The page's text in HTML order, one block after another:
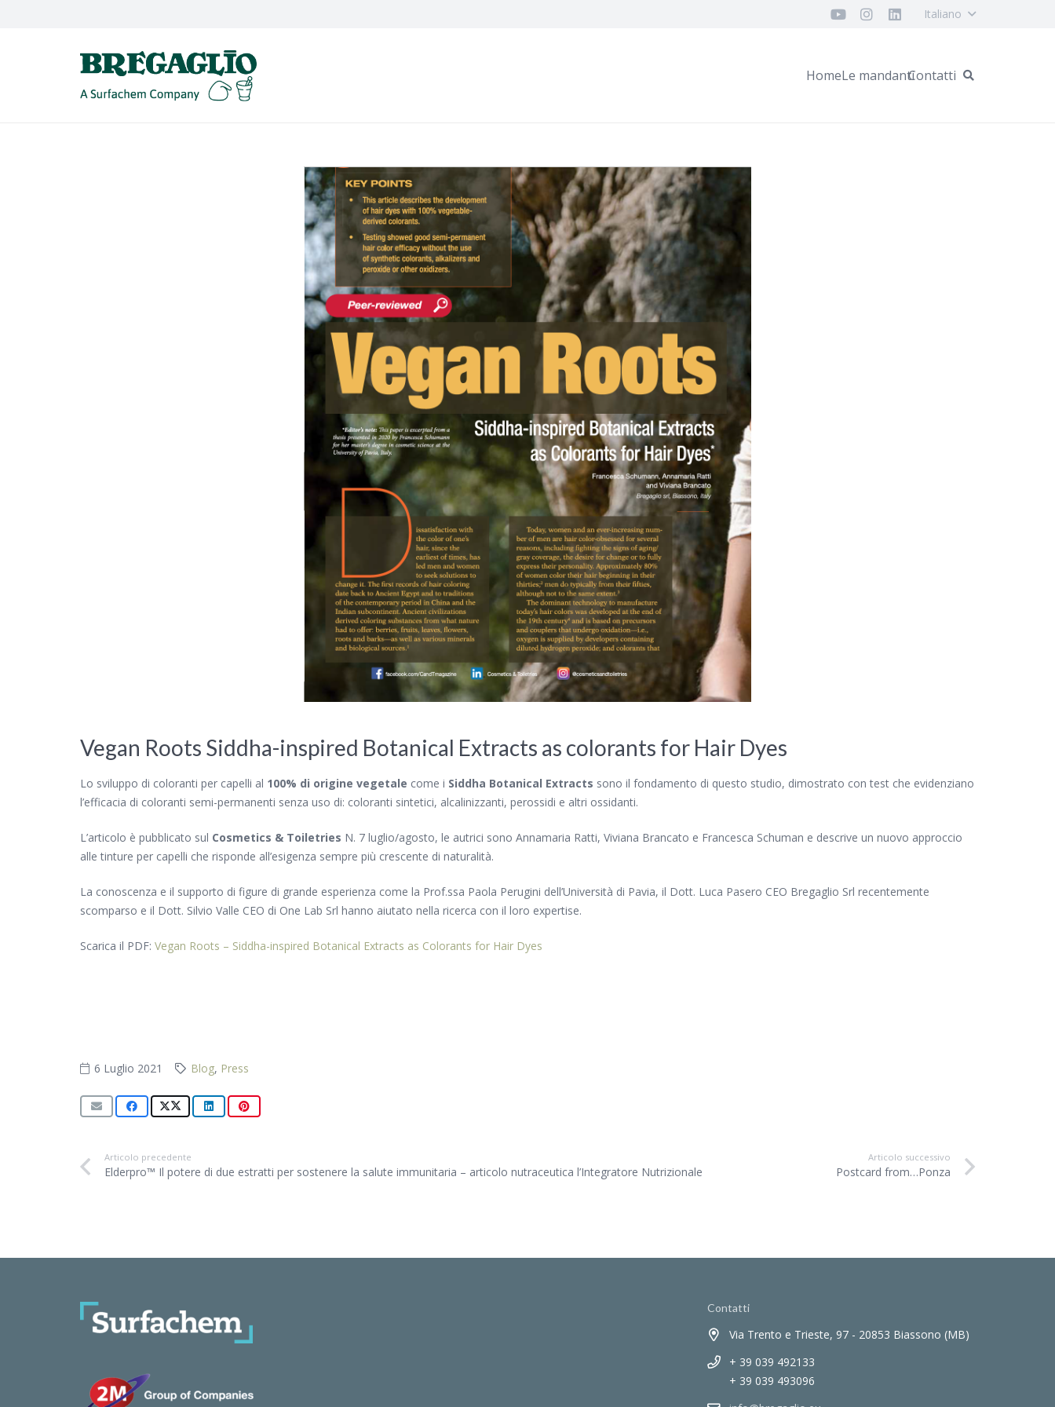
Italiano
HomeLe mandantiContatti
Vegan Roots Siddha-inspired Botanical Extracts as colorants for Hair Dyes
Lo sviluppo di coloranti per capelli al 100% di origine vegetale come i Siddha Botanical Extracts sono il fondamento di questo studio, dimostrato con test che evidenziano
l’efficacia di coloranti semi-permanenti senza uso di: coloranti sintetici, alcalinizzanti, perossidi e altri ossidanti.
L’articolo è pubblicato sul Cosmetics & Toiletries N. 7 luglio/agosto, le autrici sono Annamaria Ratti, Viviana Brancato e Francesca Schuman e descrive un nuovo approccio
alle tinture per capelli che risponde all’esigenza sempre più crescente di naturalità.
La conoscenza e il supporto di figure di grande esperienza come la Prof.ssa Paola Perugini dell’Università di Pavia, il Dott. Luca Pasero CEO Bregaglio Srl recentemente
scomparso e il Dott. Silvio Valle CEO di One Lab Srl hanno aiutato nella ricerca con il loro expertise.
Scarica il PDF: Vegan Roots – Siddha-inspired Botanical Extracts as Colorants for Hair Dyes
6 Luglio 2021 Blog, Press
Articolo precedente
Elderpro™ Il potere di due estratti per sostenere la salute immunitaria – articolo nutraceutica l’Integratore Nutrizionale
Articolo successivo
Postcard from…Ponza
Contatti
Via Trento e Trieste, 97 - 20853 Biassono (MB)
+ 39 039 492133
+ 39 039 493096